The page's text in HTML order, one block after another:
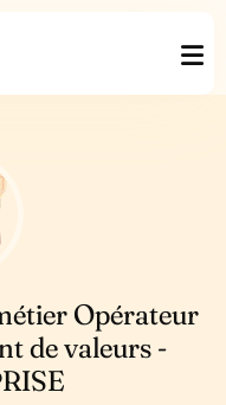
Opérateur
de valeurs -